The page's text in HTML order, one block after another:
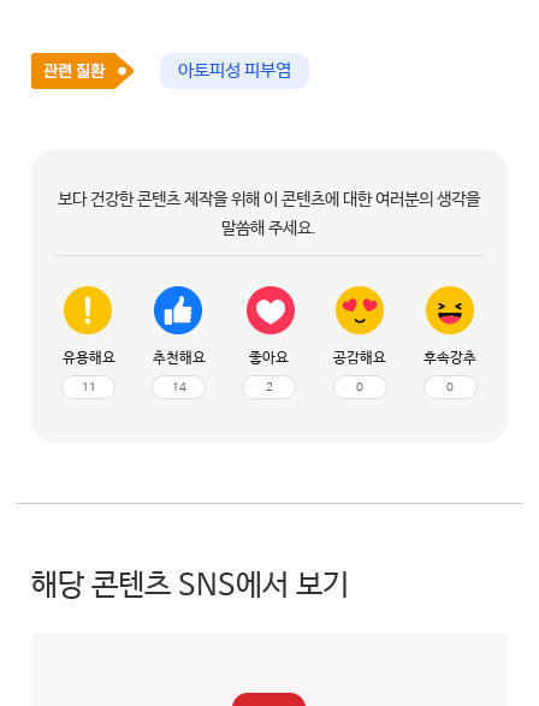
아토피성 피부염
보다 건강한 콘텐츠 제작을 위해 이 콘텐츠에 대한 여러분의 생각을
말씀해 주세요.
유용해요
11
추천해요
14
좋아요
2
공감해요
0
후속강추
0
해당 콘텐츠 SNS에서 보기